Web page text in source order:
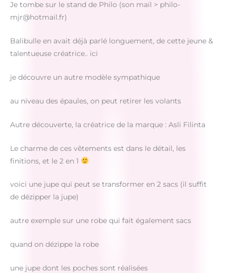
Je tombe sur le stand de Philo (son mail > philo-
mjr@hotmail.fr)
Balibulle en avait déjà parlé longuement, de cette jeune &
talentueuse créatrice.. ici
je découvre un autre modèle sympathique
au niveau des épaules, on peut retirer les volants
Autre découverte, la créatrice de la marque : Asli Filinta
Le charme de ces vêtements est dans le détail, les
finitions, et le 2 en 1
voici une jupe qui peut se transformer en 2 sacs (il suffit
de dézipper la jupe)
autre exemple sur une robe qui fait également sacs
quand on dézippe la robe
une jupe dont les poches sont réalisées